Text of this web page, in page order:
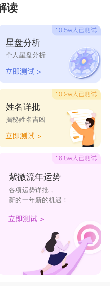
读
星盘分析
个人星盘分析
姓名详批
揭秘姓名吉凶
紫微流年运势
各项运势详批，
新的一年新的机遇！